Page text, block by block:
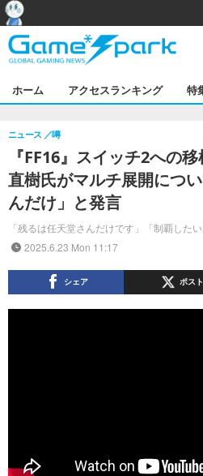
ホーム アクセスランキング 特
『FF16』スイッチ2への
直樹氏がマルチ展開につ
んだけ」と発言
「残るは任天堂さんだけです」「制覇したい
ニュース 噂
2025.6.23 Mon 11:17
シェア ポスト